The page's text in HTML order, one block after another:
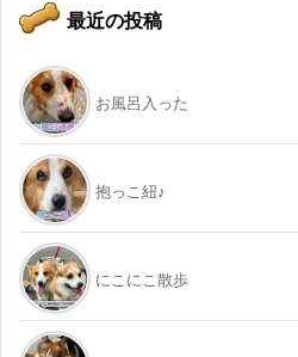
最近の投稿
お風呂入った
抱っこ紐♪
にこにこ散歩